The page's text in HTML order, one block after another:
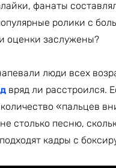
фанаты
ролики с
оценки заслужены?
люди всех
вряд ли расстроился.
«пальцев
столько песню,
кадры с